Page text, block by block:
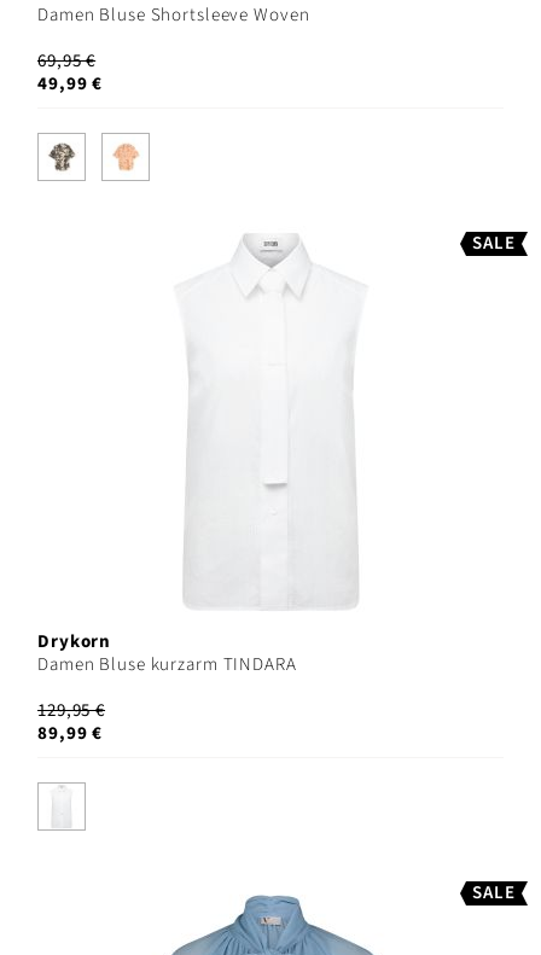
Damen Bluse Shortsleeve Woven
69,95 €
49,99 €
SALE
Drykorn
Damen Bluse kurzarm TINDARA
129,95 €
89,99 €
SALE